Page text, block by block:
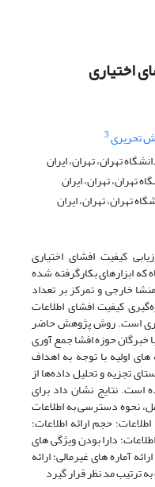
اختیاری
تحریری3
تهران، تهران، ایران
تهران، تهران، ایران
تهران، تهران، ایران
کیفیت افشای اختیاری
که ابزارهای بکارگرفته شده
خارجی و تمرکز بر تعداد
کیفیت افشای اطلاعات
است. روش پژوهش حاضر
خبرگان حوزه افشا جمع آوری
اولیه با توجه به اهداف
تجزیه و تحلیل داده‌ها از
نتایج نشان داد برای
نحوه دسترسی به اطلاعات
حجم ارائه اطلاعات؛
دارا بودن ویژگی های
آماره های غیرمالی؛ ارائه
ترتیب مد نظر قرار گیرد